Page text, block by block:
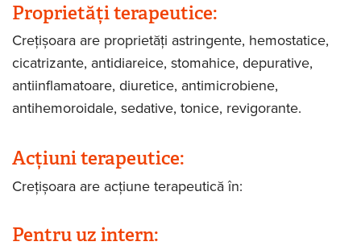
Proprietăți terapeutice:
Crețișoara are proprietăți astringente, hemostatice,
cicatrizante, antidiareice, stomahice, depurative,
antiinflamatoare, diuretice, antimicrobiene,
antihemoroidale, sedative, tonice, revigorante.
Acțiuni terapeutice:
Crețișoara are acțiune terapeutică în:
Pentru uz intern: